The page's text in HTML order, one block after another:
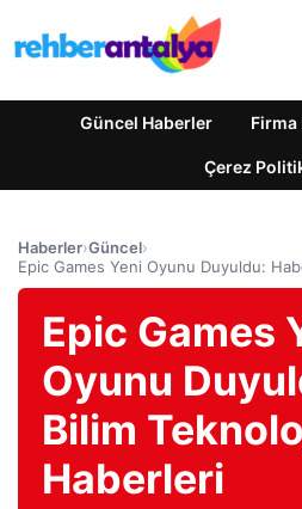
Güncel Haberler Firma
Çerez
Haberler›Güncel›
Epic Games Yeni Oyunu Duyuldu:
Epic Games
Oyunu
Bilim
Haberleri